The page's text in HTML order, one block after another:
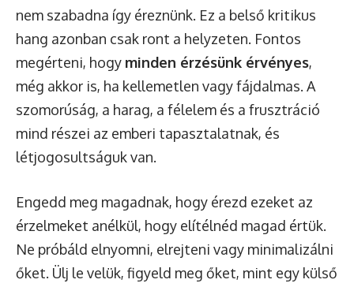
nem szabadna így éreznünk. Ez a belső kritikus
hang azonban csak ront a helyzeten. Fontos
megérteni, hogy minden érzésünk érvényes,
még akkor is, ha kellemetlen vagy fájdalmas. A
szomorúság, a harag, a félelem és a frusztráció
mind részei az emberi tapasztalatnak, és
létjogosultságuk van.
Engedd meg magadnak, hogy érezd ezeket az
érzelmeket anélkül, hogy elítélnéd magad értük.
Ne próbáld elnyomni, elrejteni vagy minimalizálni
őket. Ülj le velük, figyeld meg őket, mint egy külső